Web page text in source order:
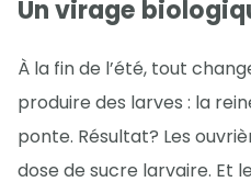
Un virage
À la fin de l’été, tout
produire des larves : la
ponte. Résultat? Les
dose de sucre larvaire. Et